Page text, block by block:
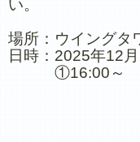
い。
場所：ウイングタ
日時：2025年12
①16:00～